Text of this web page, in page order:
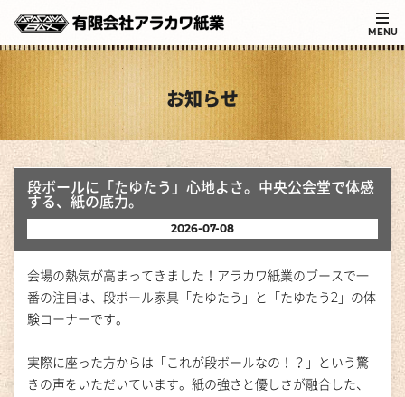
MENU
お知らせ
段ボールに「たゆたう」心地よさ。中央公会堂で体感
する、紙の底力。
2026-07-08
会場の熱気が高まってきました！アラカワ紙業のブースで一
番の注目は、段ボール家具「たゆたう」と「たゆたう2」の体
験コーナーです。
実際に座った方からは「これが段ボールなの！？」という驚
きの声をいただいています。紙の強さと優しさが融合した、